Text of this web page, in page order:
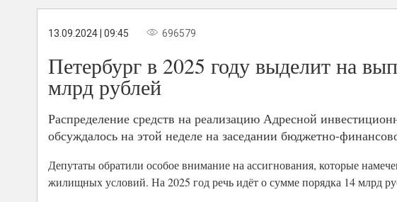
13.09.2024 | 09:45 696579
Петербург в 2025 году выделит на
млрд рублей
Распределение средств на реализацию Адресной
обсуждалось на этой неделе на заседании бюджетно-
Депутаты обратили особое внимание на ассигнования, которые
жилищных условий. На 2025 год речь идёт о сумме порядка 14 млрд